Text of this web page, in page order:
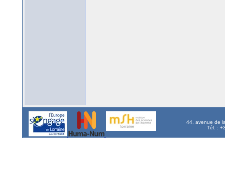
44, avenue de
Tél. :